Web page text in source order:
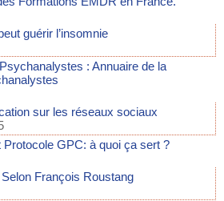
guérir l’insomnie
: Annuaire de la
sur les réseaux sociaux
GPC: à quoi ça sert ?
François Roustang